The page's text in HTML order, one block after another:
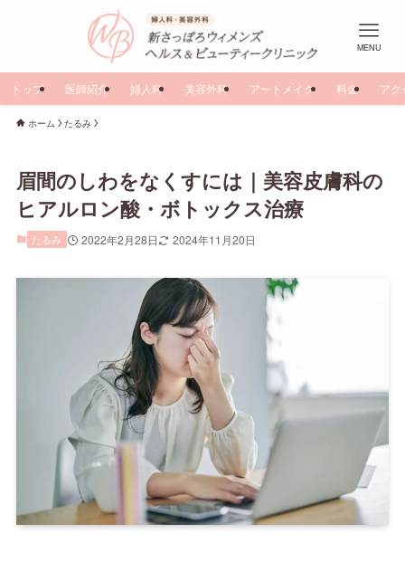
MENU
トップ 医師紹介 婦人科 美容外科 アートメイク 料金 アク
ホーム たるみ
眉間のしわをなくすには｜美容皮膚科の
ヒアルロン酸・ボトックス治療
たるみ 2022年2月28日 2024年11月20日